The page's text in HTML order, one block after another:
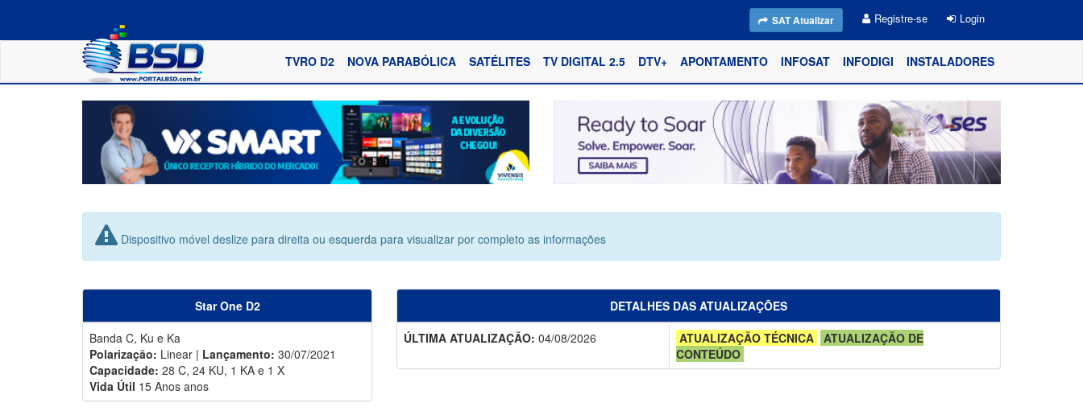
SAT Atualizar Registre-se Login
TVRO D2 NOVA PARABÓLICA SATÉLITES TV DIGITAL 2.5 DTV+ APONTAMENTO INFOSAT INFODIGI INSTALADORES
Dispositivo móvel deslize para direita ou esquerda para visualizar por completo as informações
Star One D2
Banda C, Ku e Ka
Polarização: Linear | Lançamento: 30/07/2021
Capacidade: 28 C, 24 KU, 1 KA e 1 X
Vida Útil 15 Anos anos
DETALHES DAS ATUALIZAÇÕES
ÚLTIMA ATUALIZAÇÃO: 04/08/2026 ATUALIZAÇÃO TÉCNICA ATUALIZAÇÃO DE
CONTEÚDO